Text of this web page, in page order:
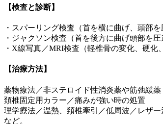
【検査と診断】
・スパーリング検査（首を横に曲げ、頭部
・ジャクソン検査（首を後方に曲げ頭部を
・X線写真／MRI検査（軽椎骨の変化、硬
【治療方法】
薬物療法／非ステロイド性消炎薬や筋弛緩薬
頚椎固定用カラー／痛みが強い時の処置
理学療法／温熱、頚椎牽引／低周波／レザー
など。